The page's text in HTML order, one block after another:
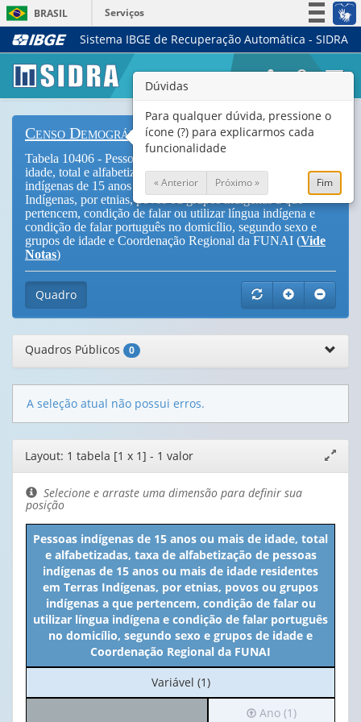
BRASIL
Serviços
Simplifique!
Legislação
Canais
Sistema IBGE de Recuperação Automática - SIDRA
Censo Demográfico
Tabela 10406 - Pessoas indígenas de 15 anos ou mais de
idade, total e alfabetizadas, taxa de alfabetização de pessoas
indígenas de 15 anos ou mais de idade residentes em Terras
Indígenas, por etnias, povos ou grupos indígenas a que
pertencem, condição de falar ou utilizar língua indígena e
condição de falar português no domicílio, segundo sexo e
grupos de idade e Coordenação Regional da FUNAI (Vide
Notas)
Quadro
Quadros Públicos 0
A seleção atual não possui erros.
Editor
de
layout
janela
Layout: 1 tabela [1 x 1] - 1 valor
Selecione e arraste uma dimensão para definir sua
posição
Pessoas indígenas de 15 anos ou mais de idade, total
e alfabetizadas, taxa de alfabetização de pessoas
indígenas de 15 anos ou mais de idade residentes
em Terras Indígenas, por etnias, povos ou grupos
indígenas a que pertencem, condição de falar ou
utilizar língua indígena e condição de falar português
no domicílio, segundo sexo e grupos de idade e
Coordenação Regional da FUNAI
No
cabeçalho:
Variável (1)
IráAno (1)
Dúvidas
Para qualquer dúvida, pressione o
ícone (?) para explicarmos cada
funcionalidade
« Anterior Próximo » Fim